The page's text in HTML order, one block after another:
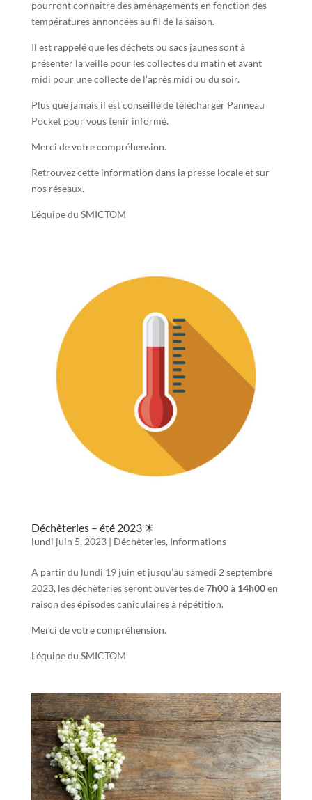
pourront connaître des aménagements en fonction des
températures annoncées au fil de la saison.
Il est rappelé que les déchets ou sacs jaunes sont à
présenter la veille pour les collectes du matin et avant
midi pour une collecte de l’après midi ou du soir.
Plus que jamais il est conseillé de télécharger Panneau
Pocket pour vous tenir informé.
Merci de votre compréhension.
Retrouvez cette information dans la presse locale et sur
nos réseaux.
L’équipe du SMICTOM
Déchèteries – été 2023 ☀
lundi juin 5, 2023| Déchèteries, Informations
A partir du lundi 19 juin et jusqu’au samedi 2 septembre
2023, les déchèteries seront ouvertes de7h00 à 14h00en
raison des épisodes caniculaires à répétition.
Merci de votre compréhension.
L’équipe du SMICTOM